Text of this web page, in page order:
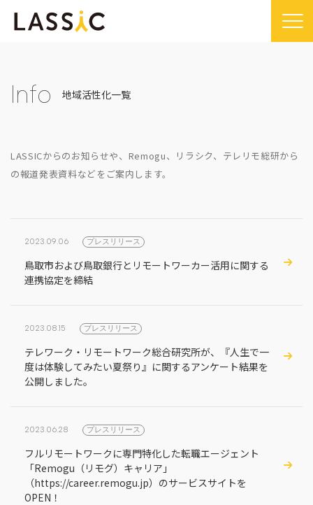
Company
拠点一覧
Remogu（リモグ）・リラシク
Sustainability TOP
News
ニュース
コーポレート・ガバナンス
免責事項
LASSIC Media
お客さまの声
らしくコラム
テレリモ総研
Info 地域活性化一覧
LASSICからのお知らせや、Remogu、リラシク、テレリモ総研から
の報道発表資料などをご案内します。
2023.09.06 プレスリリース
鳥取市および鳥取銀行とリモートワーカー活用に関する
連携協定を締結
2023.08.15 プレスリリース
テレワーク・リモートワーク総合研究所が、『人生で一
度は体験してみたい夏祭り』に関するアンケート結果を
公開しました。
2023.06.28 プレスリリース
フルリモートワークに専門特化した転職エージェント
「Remogu（リモグ）キャリア」
（https://career.remogu.jp）のサービスサイトを
OPEN！